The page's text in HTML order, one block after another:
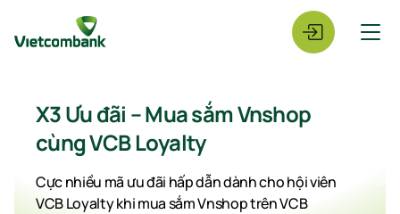
X3 Ưu đãi – Mua sắm Vnshop
cùng VCB Loyalty
Cực nhiều mã ưu đãi hấp dẫn dành cho hội viên
VCB Loyalty khi mua sắm Vnshop trên VCB